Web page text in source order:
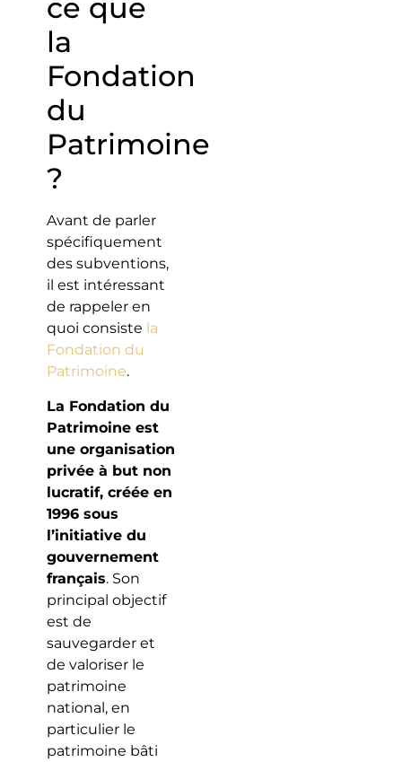
ce que
la
Fondation
du
Patrimoine
?
Avant de parler
spécifiquement
des subventions,
il est intéressant
de rappeler en
quoi consiste la
Fondation du
Patrimoine.
La Fondation du
Patrimoine est
une organisation
privée à but non
lucratif, créée en
1996 sous
l’initiative du
gouvernement
français. Son
principal objectif
est de
sauvegarder et
de valoriser le
patrimoine
national, en
particulier le
patrimoine bâti